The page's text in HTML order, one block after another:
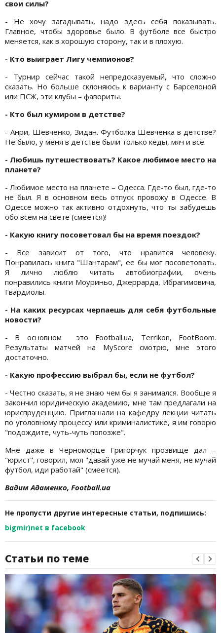
свои силы?
- Не хочу загадывать, надо здесь себя показывать.
Главное, чтобы здоровье было. В футболе все быстро
меняется, как в хорошую сторону, так и в плохую.
- Кто выиграет Лигу чемпионов?
- Турнир сейчас такой непредсказуемый, что сложно
сказать. Но больше склоняюсь к варианту с Барселоной
или ПСЖ, эти клубы – фавориты.
- Кто был кумиром в детстве?
- Анри, Шевченко, Зидан. Футболка Шевченка в детстве?
Не было, у меня в детстве были только кеды, мяч и все.
- Любишь путешествовать? Какое любимое место на
планете?
- Любимое место на планете – Одесса. Где-то был, где-то
не был. Я в основном весь отпуск провожу в Одессе. В
Одессе можно так активно отдохнуть, что ты забудешь
обо всем на свете (смеется)!
- Какую книгу посоветовал бы на время поездок?
- Все зависит от того, что нравится человеку.
Понравилась книга "Шантарам", ее бы мог посоветовать.
Я лично люблю читать автобиографии, очень
понравились книги Моуриньо, Джеррарда, Ибрагимовича,
Гвардиолы.
- На каких ресурсах черпаешь для себя футбольные
новости?
- В основном это Football.ua, Terrikon, FootBoom.
Результаты матчей на MyScore смотрю, мне этого
достаточно.
- Какую профессию выбрал бы, если не футбол?
- Честно сказать, я не знаю чем бы я занимался. Вообще я
закончил юридическую академию, мне там предлагали на
юриспруденцию. Приглашали на кафедру лекции читать
по уголовному процессу или криминалистике, я им говорю
"подождите, чуть-чуть попозже".
Мне даже в Черноморце Григорчук прозвище дал –
"юрист", говорил, мол "давай уже не мучай меня, не мучай
футбол, иди работай" (смеется).
Вадим Адаменко, Football.ua
Не пропусти другие интересные статьи, подпишись:
bigmir)net в facebook
Статьи по теме